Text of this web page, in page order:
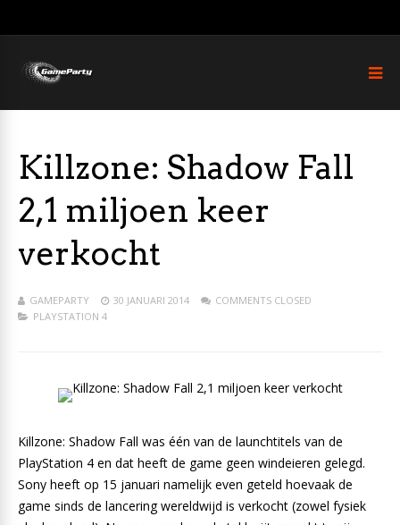
Killzone: Shadow Fall
2,1 miljoen keer
verkocht
GAMEPARTY 30 JANUARI 2014
COMMENTS CLOSED
PLAYSTATION 4
Killzone: Shadow Fall was één van de launchtitels van de
PlayStation 4 en dat heeft de game geen windeieren gelegd.
Sony heeft op 15 januari namelijk even geteld hoevaak de
game sinds de lancering wereldwijd is verkocht (zowel fysiek